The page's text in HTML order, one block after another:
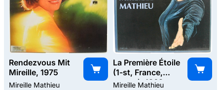
Rendezvous Mit
Mireille, 1975
Mireille Mathieu
La Première Étoile
(1-st, France,
poster), 1969
Mireille Mathieu